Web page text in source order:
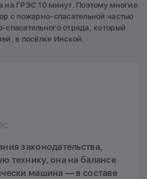
на ГРЭС 10 минут. Поэтому многие
с пожарно-спасательной частью
отряда, который
в посёлке Инской.
законодательства,
технику, она на балансе
машина — в составе